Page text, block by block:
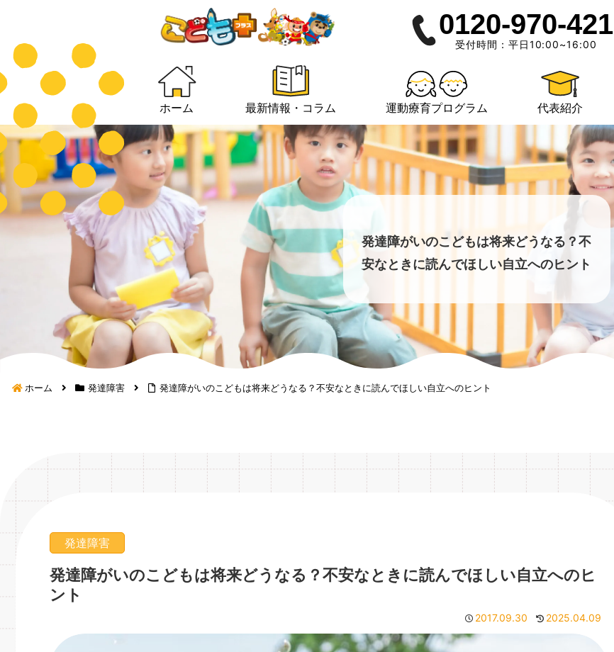
0120-970-421
受付時間：平日10:00~16:00
ホーム 最新情報・コラム 運動療育プログラム 代表紹介
発達障がいのこどもは将来どうなる？不
安なときに読んでほしい自立へのヒント
ホーム 発達障害 発達障がいのこどもは将来どうなる？不安なときに読んでほしい自立へのヒント
発達障害
発達障がいのこどもは将来どうなる？不安なときに読んでほしい自立へのヒ
ント
2017.09.30 2025.04.09